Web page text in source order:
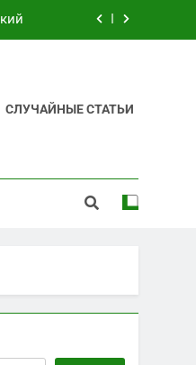
СЛУЧАЙНЫЕ СТАТЬИ